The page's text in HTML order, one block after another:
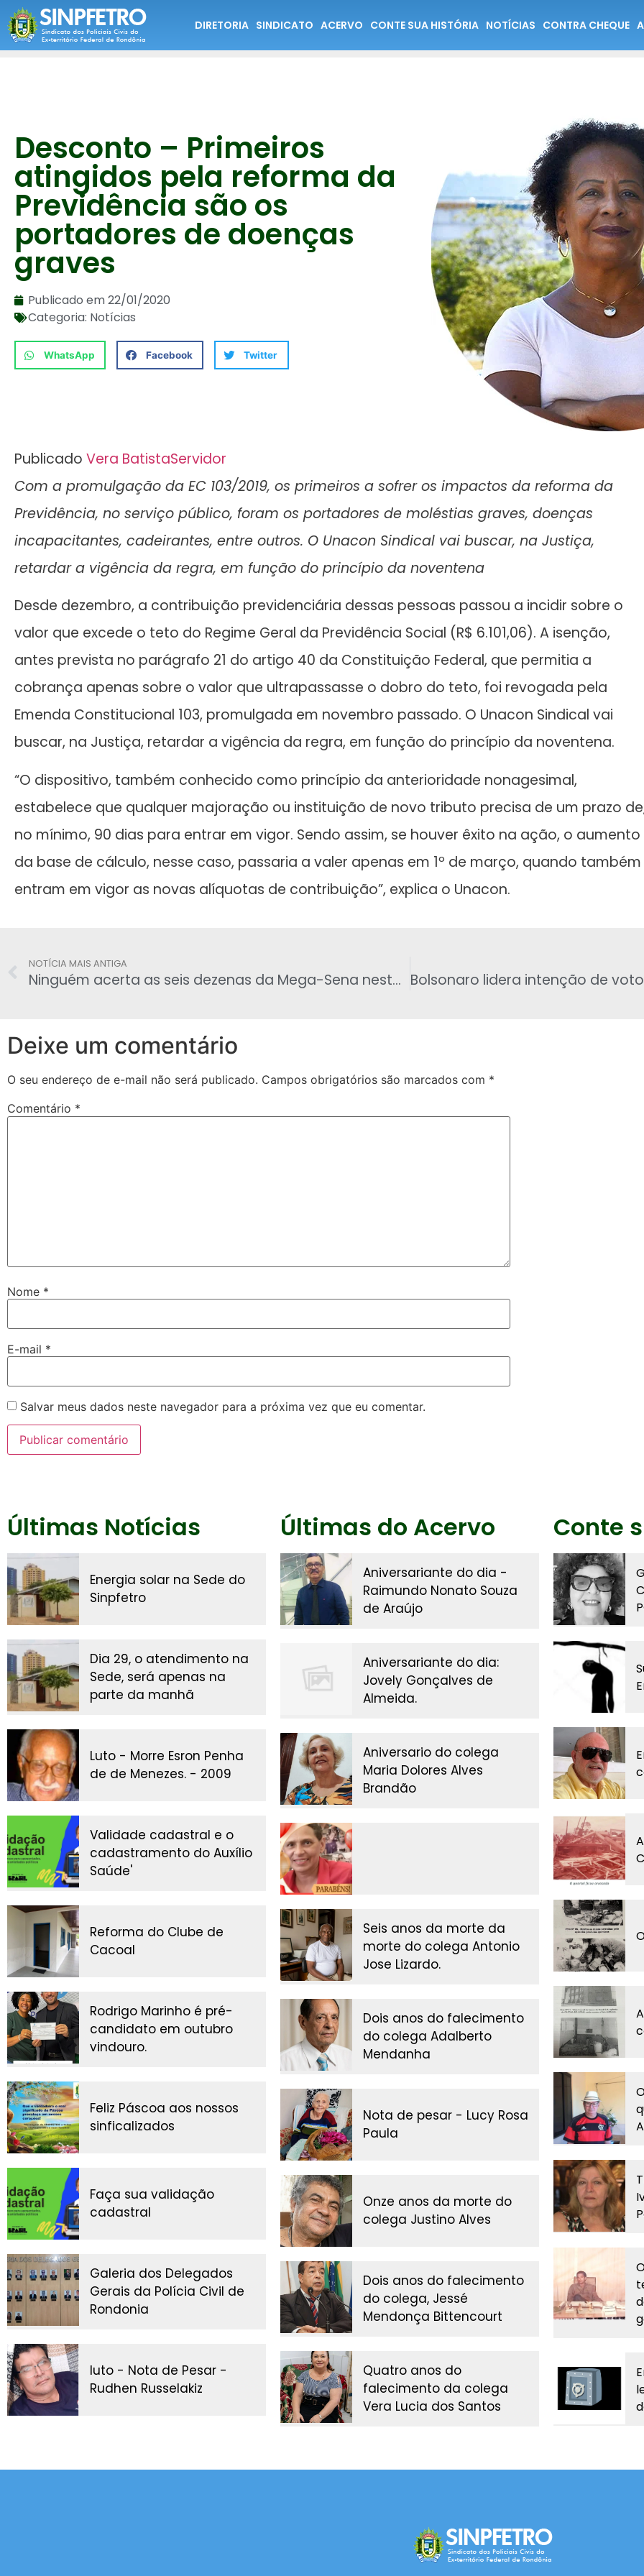
DIRETORIA SINDICATO ACERVO CONTE SUA HISTÓRIA NOTÍCIAS CONTRA CHEQUE
Desconto – Primeiros
atingidos pela reforma da
Previdência são os
portadores de doenças
graves
Publicado em22/01/2020
Categoria: Notícias
WhatsApp Facebook Twitter
Publicado Vera BatistaServidor
Com a promulgação da EC 103/2019, os primeiros a sofrer os impactos da reforma da
Previdência, no serviço público, foram os portadores de moléstias graves, doenças
incapacitantes, cadeirantes, entre outros. O Unacon Sindical vai buscar, na Justiça,
retardar a vigência da regra, em função do princípio da noventena
Desde dezembro, a contribuição previdenciária dessas pessoas passou a incidir sobre o
valor que excede o teto do Regime Geral da Previdência Social (R$ 6.101,06). A isenção,
antes prevista no parágrafo 21 do artigo 40 da Constituição Federal, que permitia a
cobrança apenas sobre o valor que ultrapassasse o dobro do teto, foi revogada pela
Emenda Constitucional 103, promulgada em novembro passado. O Unacon Sindical vai
buscar, na Justiça, retardar a vigência da regra, em função do princípio da noventena.
“O dispositivo, também conhecido como princípio da anterioridade nonagesimal,
estabelece que qualquer majoração ou instituição de novo tributo precisa de um prazo
no mínimo, 90 dias para entrar em vigor. Sendo assim, se houver êxito na ação, o aumento
da base de cálculo, nesse caso, passaria a valer apenas em 1º de março, quando também
entram em vigor as novas alíquotas de contribuição”, explica o Unacon.
NOTÍCIA MAIS ANTIGA
Ninguém acerta as seis dezenas da Mega-Sena nesta terça-feira e prêmio está estimado em R$ 35 milhões para concurso da quinta-feira
Deixe um comentário
O seu endereço de e-mail não será publicado. Campos obrigatórios são marcados com *
Comentário *
Nome *
E-mail *
Salvar meus dados neste navegador para a próxima vez que eu comentar.
Últimas Notícias
Energia solar na Sede do
Sinpfetro
Dia 29, o atendimento na
Sede, será apenas na
parte da manhã
Luto - Morre Esron Penha
de de Menezes. - 2009
Validade cadastral e o
cadastramento do Auxílio
Saúde'
Reforma do Clube de
Cacoal
Rodrigo Marinho é pré-
candidato em outubro
vindouro.
Feliz Páscoa aos nossos
sinficalizados
Faça sua validação
cadastral
Galeria dos Delegados
Gerais da Polícia Civil de
Rondonia
luto - Nota de Pesar -
Rudhen Russelakiz
Últimas do Acervo
Aniversariante do dia -
Raimundo Nonato Souza
de Araújo
Aniversariante do dia:
Jovely Gonçalves de
Almeida.
Aniversario do colega
Maria Dolores Alves
Brandão
Seis anos da morte da
morte do colega Antonio
Jose Lizardo.
Dois anos do falecimento
do colega Adalberto
Mendanha
Nota de pesar - Lucy Rosa
Paula
Onze anos da morte do
colega Justino Alves
Dois anos do falecimento
do colega, Jessé
Mendonça Bittencourt
Quatro anos do
falecimento da colega
Vera Lucia dos Santos
Conte